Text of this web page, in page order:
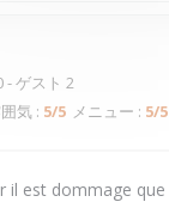
- ゲスト 2
気 : 5/5 メニュー : 5/5
il est dommage